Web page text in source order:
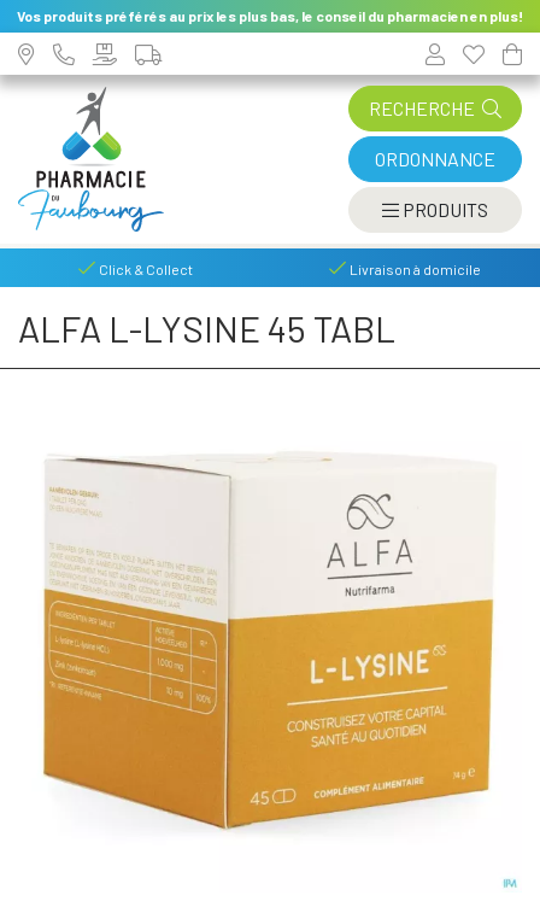
Vos produits préférés au prix les plus bas, le conseil du pharmacien en plus!
RECHERCHE
ORDONNANCE
PRODUITS
Click & Collect Livraison à domicile
ALFA L-LYSINE 45 TABL